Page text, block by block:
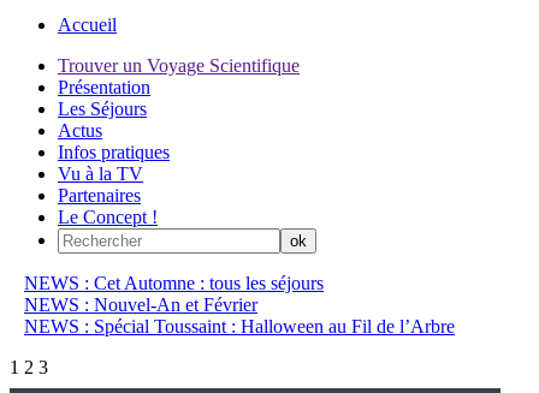
Accueil
Trouver un Voyage Scientifique
Présentation
Les Séjours
Actus
Infos pratiques
Vu à la TV
Partenaires
Le Concept !
NEWS : Cet Automne : tous les séjours
NEWS : Nouvel-An et Février
NEWS : Spécial Toussaint : Halloween au Fil de l’Arbre
1 2 3